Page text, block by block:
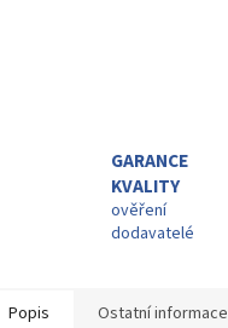
GARANCE
KVALITY
ověření
dodavatelé
Popis Ostatní informace